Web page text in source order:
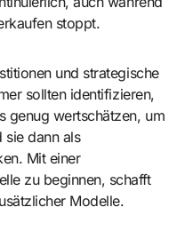
stoppt.
und strategische
sollten identifizieren,
genug wertschätzen, um
sie dann als
Mit einer
zu beginnen, schafft
Modelle.